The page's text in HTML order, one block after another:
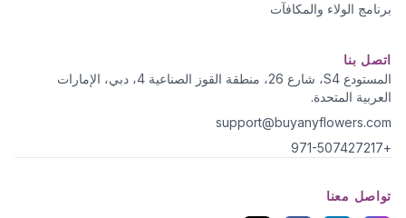
برنامج الولاء والمكافآت
اتصل بنا
المستودع S4، شارع 26، منطقة القوز الصناعية 4، دبي، الإمارات
العربية المتحدة.
support@buyanyflowers.com
+971-507427217
تواصل معنا